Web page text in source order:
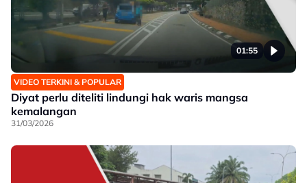
01:55
VIDEO TERKINI & POPULAR
Diyat perlu diteliti lindungi hak waris mangsa
kemalangan
31/03/2026